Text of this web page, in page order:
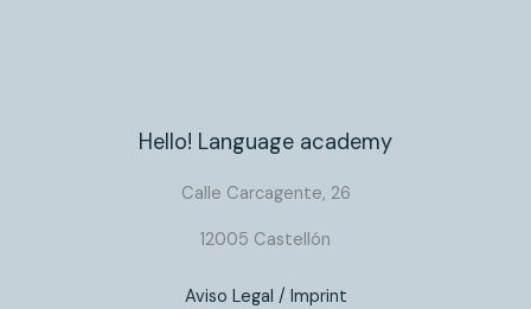
Hello! Language academy
Calle Carcagente, 26
12005 Castellón
Aviso Legal / Imprint​